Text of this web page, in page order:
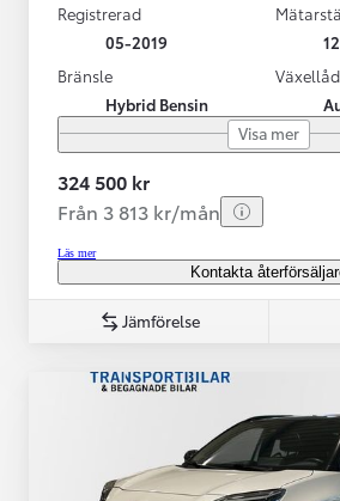
Registrerad
05-2019
Bränsle
Hybrid Bensin
Visa mer
324 500 kr
Från 3 813 kr/mån
Läs mer
Kontakta
Jämförelse